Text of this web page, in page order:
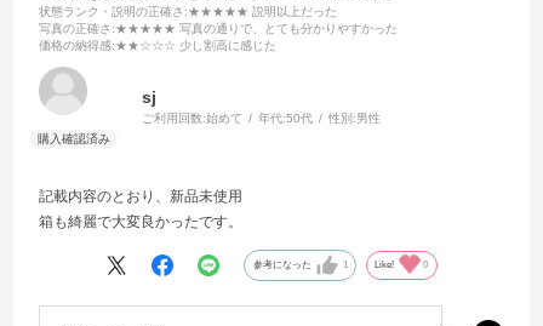
状態ランク・説明の正確さ :★★★★★ 説明以上だった
写真の正確さ :★★★★★ 写真の通りで、とても分かりやすかった
価格の納得感:★★☆☆☆ 少し割高に感じた
sj
ご利用回数:始めて 年代:50代 性別:男性
記載内容のとおり、新品未使用
箱も綺麗で大変良かったです。
参考になった 1 Like! 0